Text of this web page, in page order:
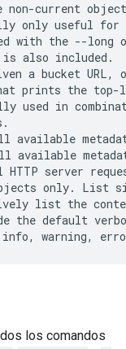
non-current
only useful
with the --long
also included.
a bucket URL,
prints the
used in
available
available
HTTP server
only. List
list the
the default
los comandos